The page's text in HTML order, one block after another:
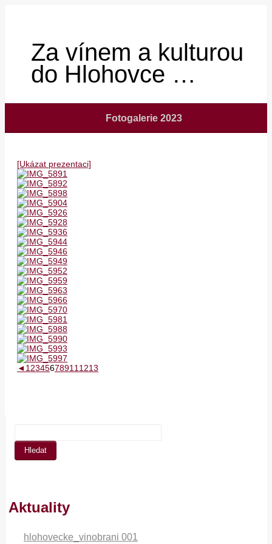
Za vínem a kulturou
do Hlohovce …
Fotogalerie 2023
[Ukázat prezentaci]
◄123456789111213
Aktuality
hlohovecke_vinobrani 001